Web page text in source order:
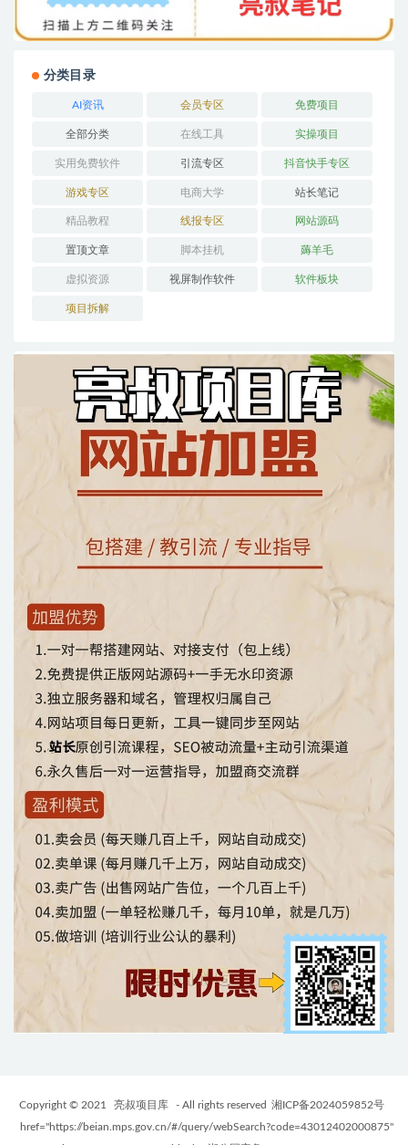
分类目录
AI资讯 会员专区 免费项目
全部分类 在线工具 实操项目
实用免费软件 引流专区 抖音快手专区
游戏专区 电商大学 站长笔记
精品教程 线报专区 网站源码
置顶文章 脚本挂机 薅羊毛
虚拟资源 视屏制作软件 软件板块
项目拆解
Copyright © 2021 亮叔项目库 - All rights reserved 湘ICP备2024059852号
href="https://beian.mps.gov.cn/#/query/webSearch?code=43012402000875"